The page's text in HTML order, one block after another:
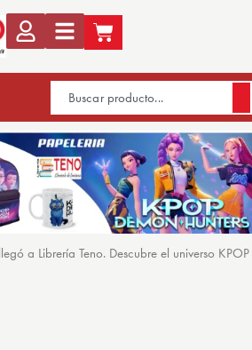
a Librería Teno. Descubre el universo KPOP